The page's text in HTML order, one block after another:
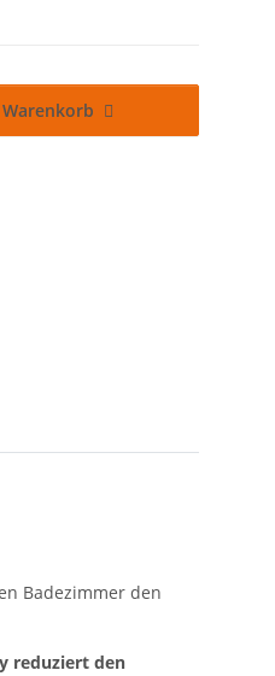
Badezimmer den
reduziert den